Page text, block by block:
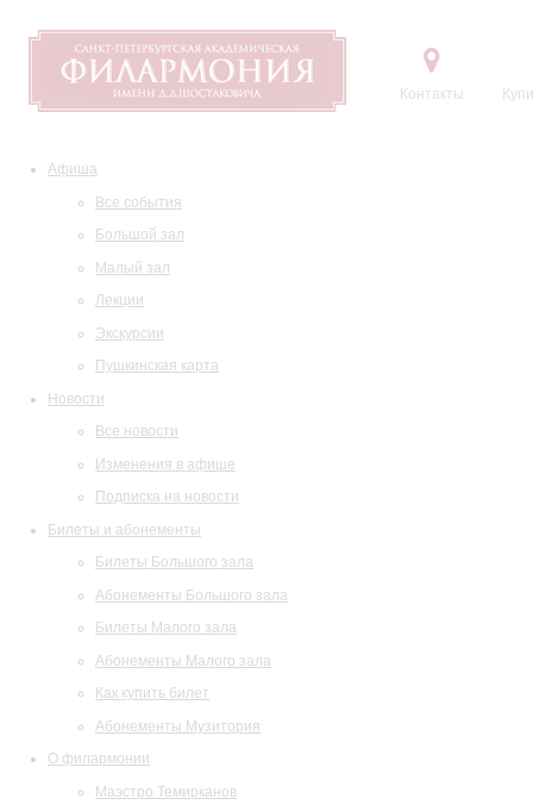
Контакты
Афиша
Все события
Большой зал
Малый зал
Лекции
Экскурсии
Пушкинская карта
Новости
Все новости
Изменения в афише
Подписка на новости
Билеты и абонементы
Билеты Большого зала
Абонементы Большого зала
Билеты Малого зала
Абонементы Малого зала
Как купить билет
Абонементы Музитория
О филармонии
Маэстро Темирканов